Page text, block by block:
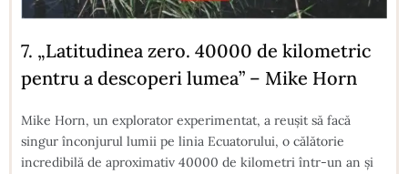
7. „Latitudinea zero. 40000 de kilometric
pentru a descoperi lumea” – Mike Horn
Mike Horn, un explorator experimentat, a reușit să facă
singur înconjurul lumii pe linia Ecuatorului, o călătorie
incredibilă de aproximativ 40000 de kilometri într-un an și